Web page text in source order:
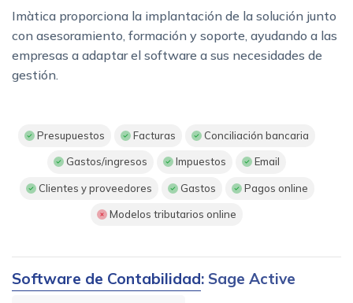
Imàtica proporciona la implantación de la solución junto
con asesoramiento, formación y soporte, ayudando a las
empresas a adaptar el software a sus necesidades de
gestión.
Presupuestos Facturas Conciliación bancaria
Gastos/ingresos Impuestos Email
Clientes y proveedores Gastos Pagos online
Modelos tributarios online
Software de Contabilidad: Sage Active